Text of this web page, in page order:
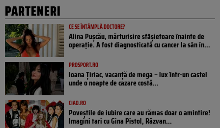
PARTENERI
CE SE ÎNTÂMPLĂ DOCTORE?
Alina Pușcău, mărturisire sfâșietoare înainte de
operație. A fost diagnosticată cu cancer la sân în...
PROSPORT.RO
Ioana Țiriac, vacanță de mega – lux într-un castel
unde o noapte de cazare costă...
CIAO.RO
Poveştile de iubire care au rămas doar o amintire!
Imagini tari cu Gina Pistol, Răzvan...